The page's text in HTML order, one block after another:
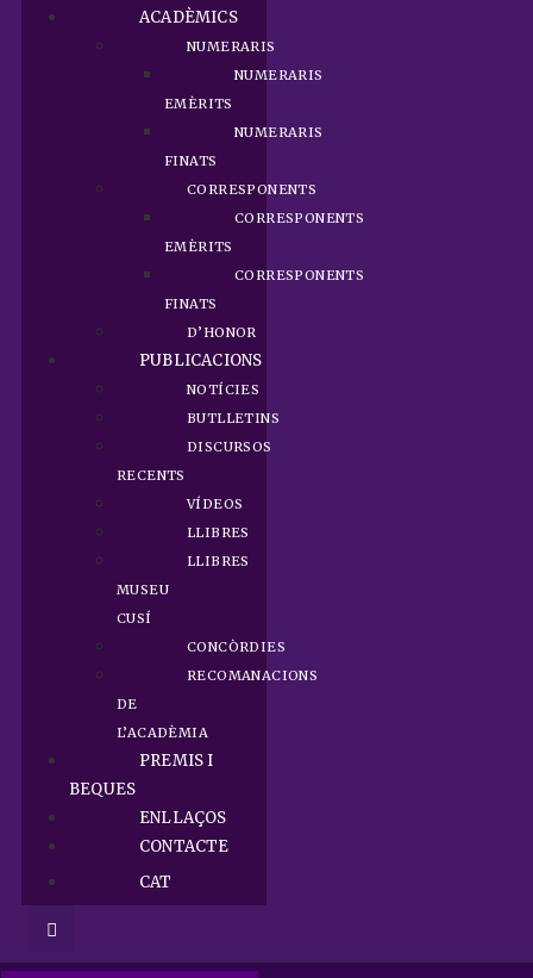
ACADÈMICS
NUMERARIS
NUMERARIS
EMÈRITS
NUMERARIS
FINATS
CORRESPONENTS
CORRESPONENTS
EMÈRITS
CORRESPONENTS
FINATS
D’HONOR
PUBLICACIONS
NOTÍCIES
BUTLLETINS
DISCURSOS
RECENTS
VÍDEOS
LLIBRES
LLIBRES
MUSEU
CUSÍ
CONCÒRDIES
RECOMANACIONS
DE
L’ACADÈMIA
PREMIS I
BEQUES
ENLLAÇOS
CONTACTE
CAT